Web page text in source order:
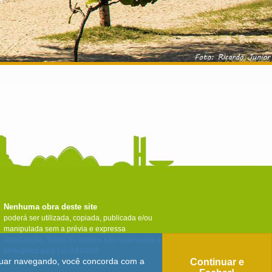
Nenhuma obra deste site
poderá ser utilizada, copiada, publicada e/ou
manipulada sem a prévia e expressa
autorização. Todos os direitos são reservados e
protegidos pela Lei 9.610/98.
navegando, você concorda com a
Continuar e